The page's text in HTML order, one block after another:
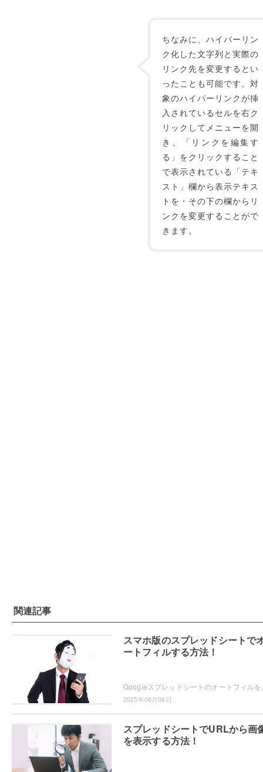
ちなみに、ハイパーリン
ク化した文字列と実際の
リンク先を変更するとい
ったことも可能です。対
象のハイパーリンクが挿
入されているセルを右ク
リックしてメニューを開
き、「リンクを編集す
る」をクリックすること
で表示されている「テキ
スト」欄から表示テキス
トを・その下の欄からリ
ンクを変更することがで
きます。
関連記事
スマホ版のスプレッドシートで
ートフィルする方法！
2025年06月06日
スプレッドシートでURLから画
を表示する方法！